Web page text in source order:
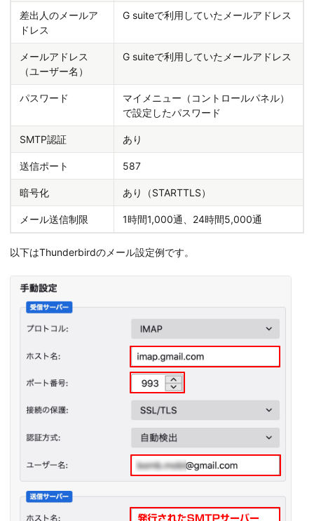
差出人のメールア
ドレス
G suiteで利用していたメールアドレス
メールアドレス
（ユーザー名）
G suiteで利用していたメールアドレス
パスワード
マイメニュー（コントロールパネル）
で設定したパスワード
SMTP認証 あり
送信ポート 587
暗号化 あり（STARTTLS）
メール送信制限 1時間1,000通、24時間5,000通
以下はThunderbirdのメール設定例です。